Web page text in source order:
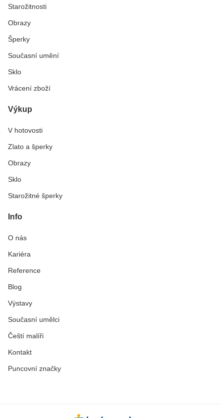
Starožitnosti
Obrazy
Šperky
Současní umění
Sklo
Vrácení zboží
Výkup
V hotovosti
Zlato a šperky
Obrazy
Sklo
Starožitné šperky
Info
O nás
Kariéra
Reference
Blog
Výstavy
Současní umělci
Čeští malíři
Kontakt
Puncovní značky